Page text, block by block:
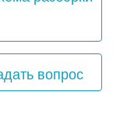
вопрос